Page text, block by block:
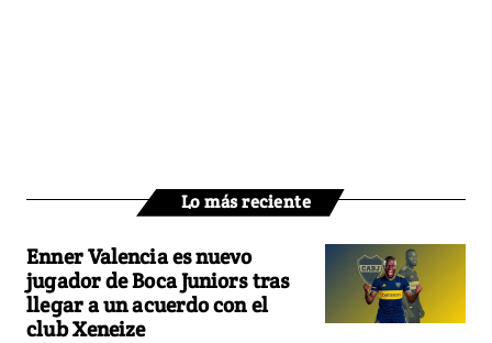
Lo más reciente
Enner Valencia es nuevo
jugador de Boca Juniors tras
llegar a un acuerdo con el
club Xeneize